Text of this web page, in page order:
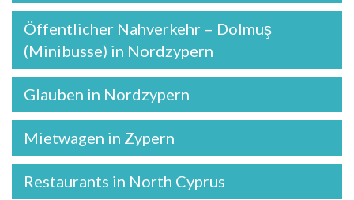
Öffentlicher Nahverkehr – Dolmuş
(Minibusse) in Nordzypern
Glauben in Nordzypern
Mietwagen in Zypern
Restaurants in North Cyprus